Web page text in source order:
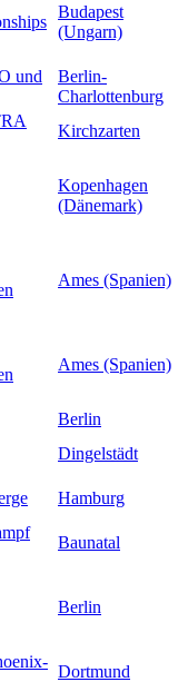
Budapest
(Ungarn)
und
Berlin-
Charlottenburg
Kirchzarten
Kopenhagen
(Dänemark)
Ames (Spanien)
Ames (Spanien)
Berlin
Dingelstädt
Hamburg
Baunatal
Berlin
Dortmund